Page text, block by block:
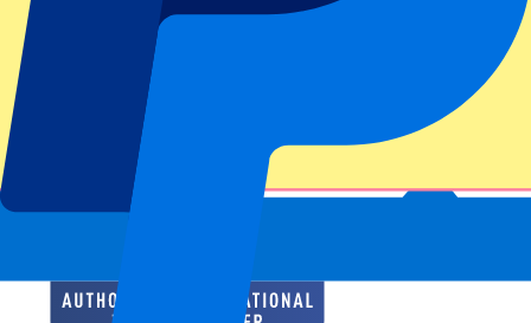
Bedankt voor het invullen!
Eventinformatie